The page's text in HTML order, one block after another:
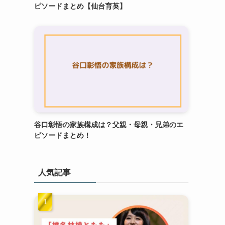
ピソードまとめ【仙台育英】
谷口彰悟の家族構成は？父親・母親・兄弟のエ
ピソードまとめ！
人気記事